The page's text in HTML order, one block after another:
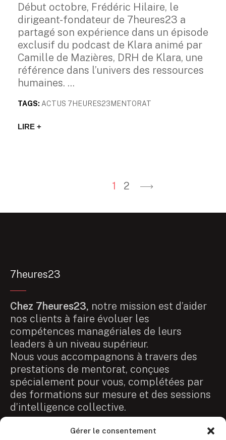
Gérer le consentement
Début octobre, Frédéric Hilaire, le
dirigeant-fondateur de 7heures23 a
partagé son expérience dans un épisode
exclusif du podcast de Klara animé par
Camille de Mazières, DRH de Klara, une
référence dans l’univers des ressources
humaines.
TAGS: ACTUS 7HEURES23 MENTORAT
LIRE +
1 2
7heures23
Chez 7heures23, notre mission est d’aider
nos clients à faire évoluer les
compétences managériales de leurs
leaders à un niveau supérieur.
Nous vous accompagnons à travers des
prestations de mentorat, conçues
spécialement pour vous, complétées par
des formations sur mesure et des sessions
d’intelligence collective.